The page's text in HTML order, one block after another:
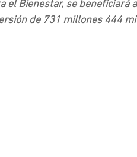
el Bienestar, se
de 731 millones 444